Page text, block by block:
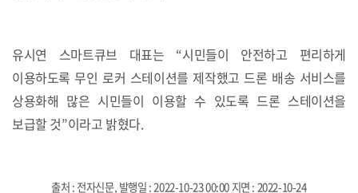
유시연 스마트큐브 대표는 “시민들이 안전하고 편리하게
이용하도록 무인 로커 스테이션를 제작했고 드론 배송 서비스를
상용화해 많은 시민들이 이용할 수 있도록 드론 스테이션을
보급할 것”이라고 밝혔다.
출처 : 전자신문, 발행일 : 2022-10-23 00:00 지면 : 2022-10-24